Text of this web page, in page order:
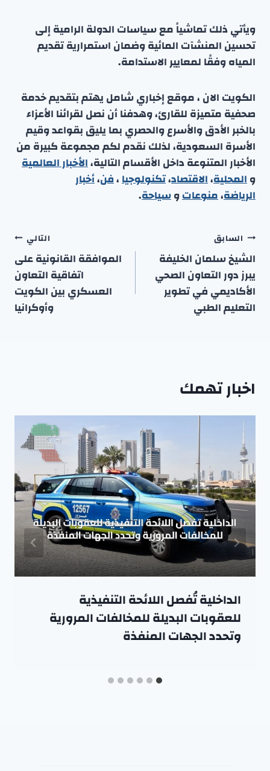
ويأتي ذلك تماشياً مع سياسات الدولة الرامية إلى
تحسين المنشآت المائية وضمان استمرارية تقديم
المياه وفقًا لمعايير الاستدامة.
الكويت الان ، موقع إخباري شامل يهتم بتقديم خدمة
صحفية متميزة للقارئ، وهدفنا أن نصل لقرائنا الأعزاء
بالخبر الأدق والأسرع والحصري بما يليق بقواعد وقيم
الأسرة السعودية، لذلك نقدم لكم مجموعة كبيرة من
الأخبار المتنوعة داخل الأقسام التالية،الأخبار العالمية
والمحلية،الاقتصاد،تكنولوجيا،فن،أخبار
الرياضة،منوعاتوسياحة.
تصفّح
المقالات
السابق
الشيخ سلمان الخليفة
يبرز دور التعاون الصحي
الأكاديمي في تطوير
التعليم الطبي
التالي
الموافقة القانونية على
اتفاقية التعاون
العسكري بين الكويت
وأوكرانيا
اخبار تهمك
الداخلية تُفصل اللائحة التنفيذية
للعقوبات البديلة للمخالفات المرورية
وتحدد الجهات المنفذة